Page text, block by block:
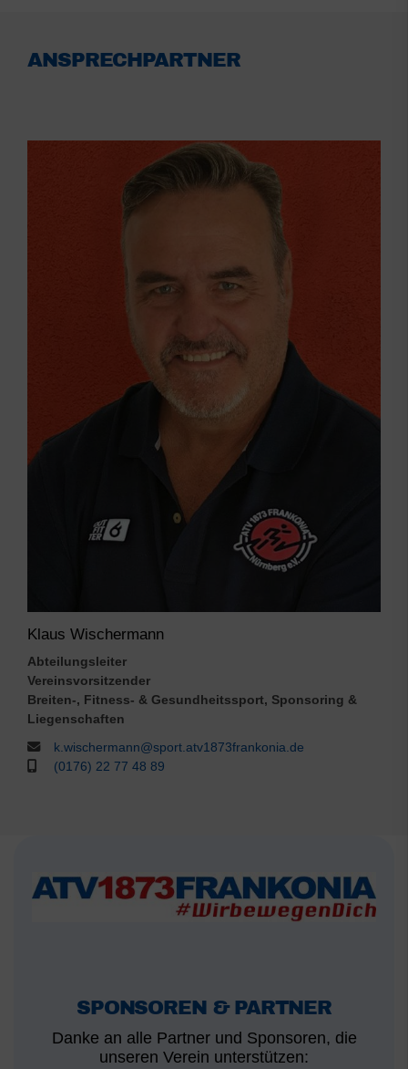
ANSPRECHPARTNER
Klaus Wischermann
Abteilungsleiter
Vereinsvorsitzender
Breiten-, Fitness- & Gesundheitssport, Sponsoring &
Liegenschaften
k.wischermann@sport.atv1873frankonia.de
(0176) 22 77 48 89
SPONSOREN & PARTNER
Danke an alle Partner und Sponsoren, die
unseren Verein unterstützen: